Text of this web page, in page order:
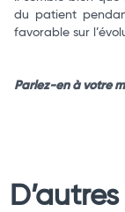
du patient
favorable sur
Parlez-en à votre